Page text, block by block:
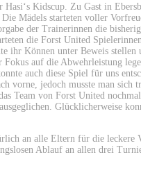
Kidscup. Zu Gast in
Mädels starteten voller
der Trainerinnen die
die Forst United
ihr Können unter Beweis
auf die Abwehrleistung
auch diese Spiel für uns
vorne, jedoch musste man sich
Team von Forst United
Glücklicherweise
an alle Eltern für die leckere
Ablauf an allen drei